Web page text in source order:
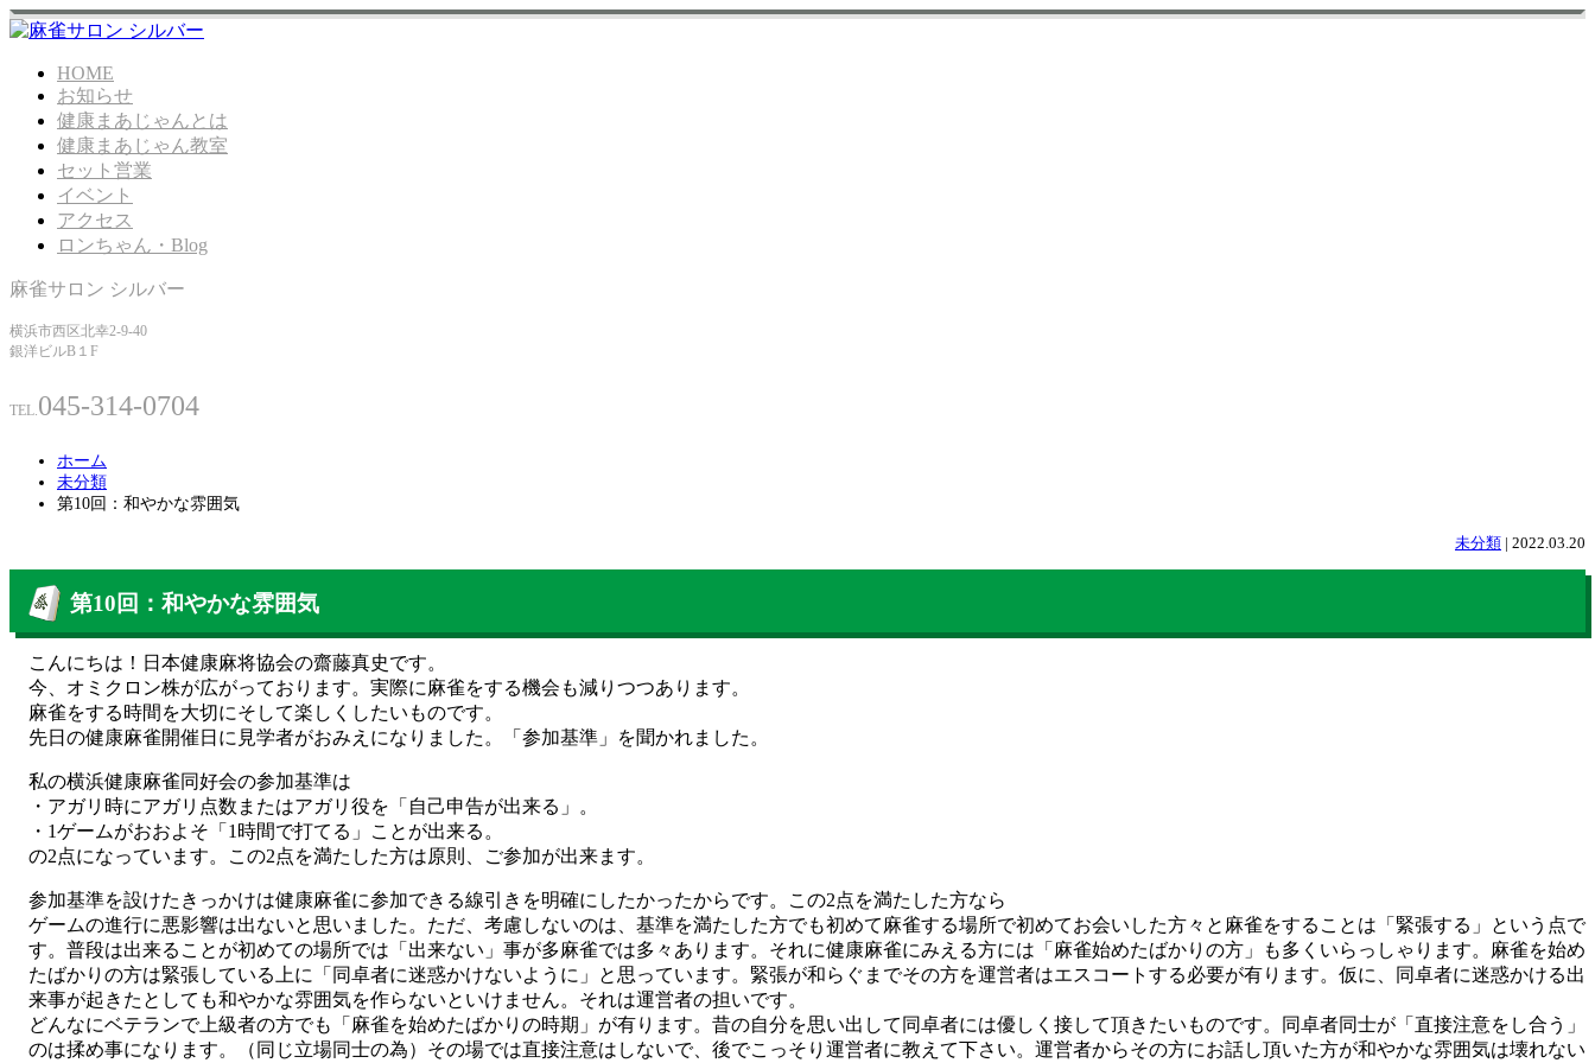
HOME
お知らせ
健康まあじゃんとは
健康まあじゃん教室
セット営業
イベント
アクセス
ロンちゃん・Blog
麻雀サロン シルバー
横浜市西区北幸2-9-40
銀洋ビルB１F
TEL.045-314-0704
ホーム
未分類
第10回：和やかな雰囲気
未分類 2022.03.20
第10回：和やかな雰囲気
こんにちは！日本健康麻将協会の齋藤真史です。
今、オミクロン株が広がっております。実際に麻雀をする機会も減りつつあります。
麻雀をする時間を大切にそして楽しくしたいものです。
先日の健康麻雀開催日に見学者がおみえになりました。「参加基準」を聞かれました。
私の横浜健康麻雀同好会の参加基準は
・アガリ時にアガリ点数またはアガリ役を「自己申告が出来る」。
・1ゲームがおおよそ「1時間で打てる」ことが出来る。
の2点になっています。この2点を満たした方は原則、ご参加が出来ます。
参加基準を設けたきっかけは健康麻雀に参加できる線引きを明確にしたかったからです。この2点を満たした方なら
ゲームの進行に悪影響は出ないと思いました。ただ、考慮しないのは、基準を満たした方でも初めて麻雀する場所で初めてお会いした方々と麻雀をすることは「緊張する」という点で
す。普段は出来ることが初めての場所では「出来ない」事が多麻雀では多々あります。それに健康麻雀にみえる方には「麻雀始めたばかりの方」も多くいらっしゃります。麻雀を始め
たばかりの方は緊張している上に「同卓者に迷惑かけないように」と思っています。緊張が和らぐまでその方を運営者はエスコートする必要が有ります。仮に、同卓者に迷惑かける出
来事が起きたとしても和やかな雰囲気を作らないといけません。それは運営者の担いです。
どんなにベテランで上級者の方でも「麻雀を始めたばかりの時期」が有ります。昔の自分を思い出して同卓者には優しく接して頂きたいものです。同卓者同士が「直接注意をし合う」
のは揉め事になります。（同じ立場同士の為）その場では直接注意はしないで、後でこっそり運営者に教えて下さい。運営者からその方にお話し頂いた方が和やかな雰囲気は壊れない